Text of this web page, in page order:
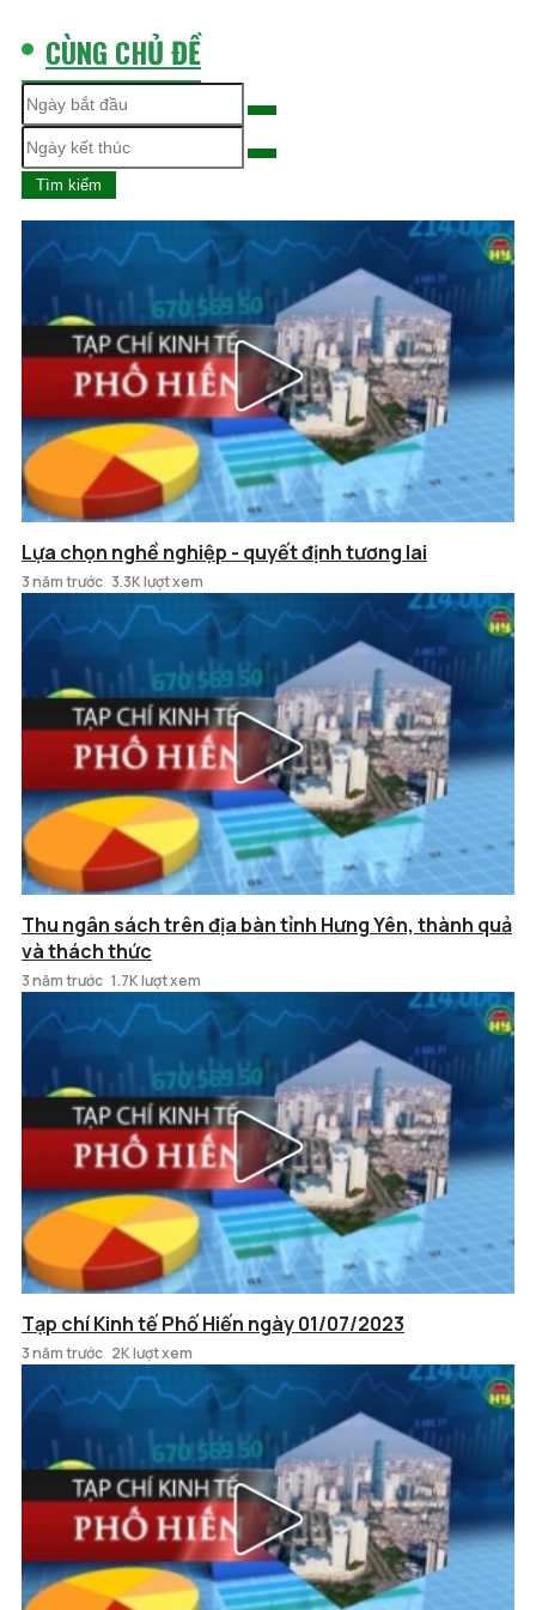
CÙNG CHỦ ĐỀ
Tìm kiếm
Lựa chọn nghề nghiệp - quyết định tương lai
3 năm trước 3.3K lượt xem
Thu ngân sách trên địa bàn tỉnh Hưng Yên, thành quả
và thách thức
3 năm trước 1.7K lượt xem
Tạp chí Kinh tế Phố Hiến ngày 01/07/2023
3 năm trước 2K lượt xem